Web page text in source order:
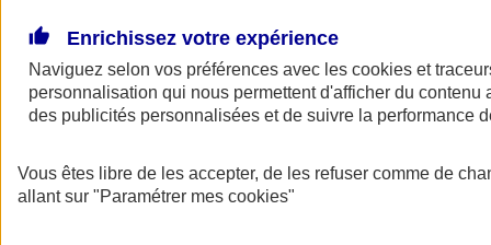
Être accompagné par un
Enrichissez votre expérience
Naviguez selon vos préférences avec les cookies et
personnalisation qui nous permettent d'afficher du contenu
des publicités personnalisées et de suivre la performance
Vous êtes libre de les accepter, de les refuser comme de
allant sur "Paramétrer mes cookies"